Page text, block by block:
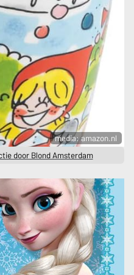
media: amazon.nl
door Blond Amsterdam